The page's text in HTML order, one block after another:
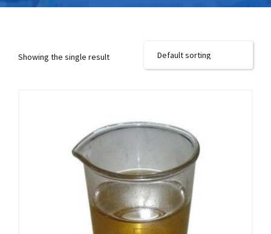
Showing the single result